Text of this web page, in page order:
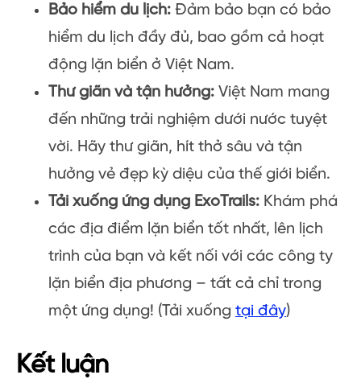
Bảo hiểm du lịch: Đảm bảo bạn có bảo
hiểm du lịch đầy đủ, bao gồm cả hoạt
động lặn biển ở Việt Nam.
Thư giãn và tận hưởng: Việt Nam mang
đến những trải nghiệm dưới nước tuyệt
vời. Hãy thư giãn, hít thở sâu và tận
hưởng vẻ đẹp kỳ diệu của thế giới biển.
Tải xuống ứng dụng ExoTrails: Khám phá
các địa điểm lặn biển tốt nhất, lên lịch
trình của bạn và kết nối với các công ty
lặn biển địa phương – tất cả chỉ trong
một ứng dụng! (Tải xuống tại đây)
Kết luận